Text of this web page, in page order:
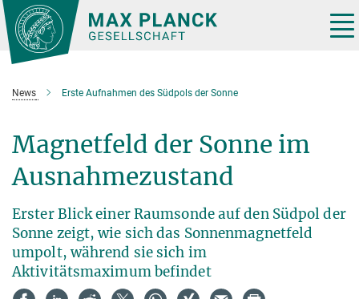
Hauptinhalt
News Erste Aufnahmen des Südpols der Sonne
Magnetfeld der Sonne im
Ausnahmezustand
Erster Blick einer Raumsonde auf den Südpol der
Sonne zeigt, wie sich das Sonnenmagnetfeld
umpolt, während sie sich im
Aktivitätsmaximum befindet